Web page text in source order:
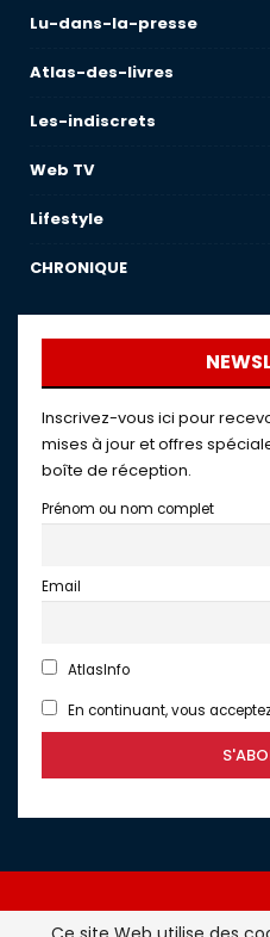
Lu-dans-la-presse
Atlas-des-livres
Les-indiscrets
Web TV
Lifestyle
CHRONIQUE
Inscrivez-vous ici pour
mises à jour et offres
boîte de réception.
Prénom ou nom complet
Email
AtlasInfo
En continuant, vous